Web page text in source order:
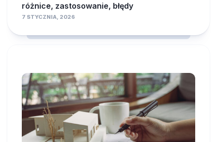
różnice, zastosowanie, błędy
7 STYCZNIA, 2026